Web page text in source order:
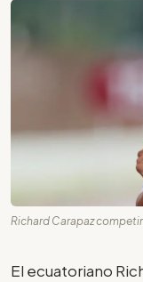
Richard Carapaz
El ecuatoriano